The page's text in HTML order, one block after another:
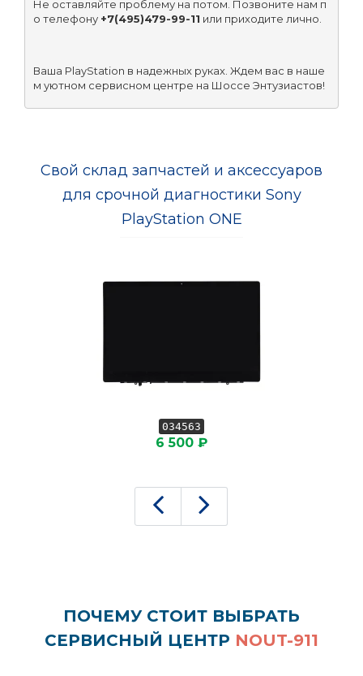
Не оставляйте проблему на потом. Позвоните нам п
о телефону +7(495)479-99-11 или приходите лично.
Ваша PlayStation в надежных руках. Ждем вас в наше
м уютном сервисном центре на Шоссе Энтузиастов!
Свой склад запчастей и аксессуаров
для срочной диагностики Sony
PlayStation ONE
034563
6 500 ₽
ПОЧЕМУ СТОИТ ВЫБРАТЬ
СЕРВИСНЫЙ ЦЕНТР NOUT-911